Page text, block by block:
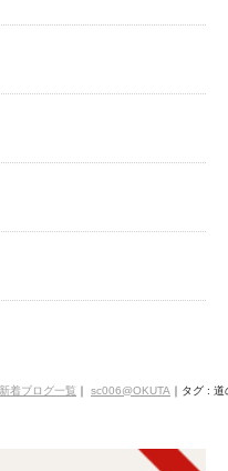
着ブログ一覧 ｜ sc006@OKUTA ｜ タグ :